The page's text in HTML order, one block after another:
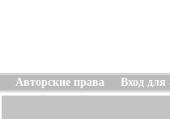
Авторские права Вход для